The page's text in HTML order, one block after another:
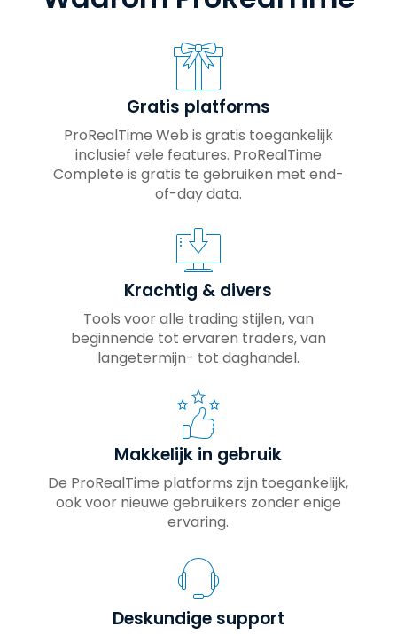
Gratis platforms
ProRealTime Web is gratis toegankelijk
inclusief vele features. ProRealTime
Complete is gratis te gebruiken met end-
of-day data.
Krachtig & divers
Tools voor alle trading stijlen, van
beginnende tot ervaren traders, van
langetermijn- tot daghandel.
Makkelijk in gebruik
De ProRealTime platforms zijn toegankelijk,
ook voor nieuwe gebruikers zonder enige
ervaring.
Deskundige support